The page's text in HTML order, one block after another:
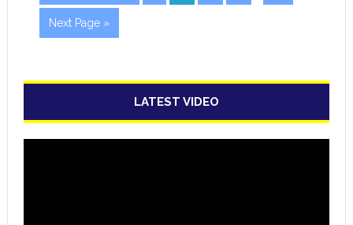
Next Page »
LATEST VIDEO